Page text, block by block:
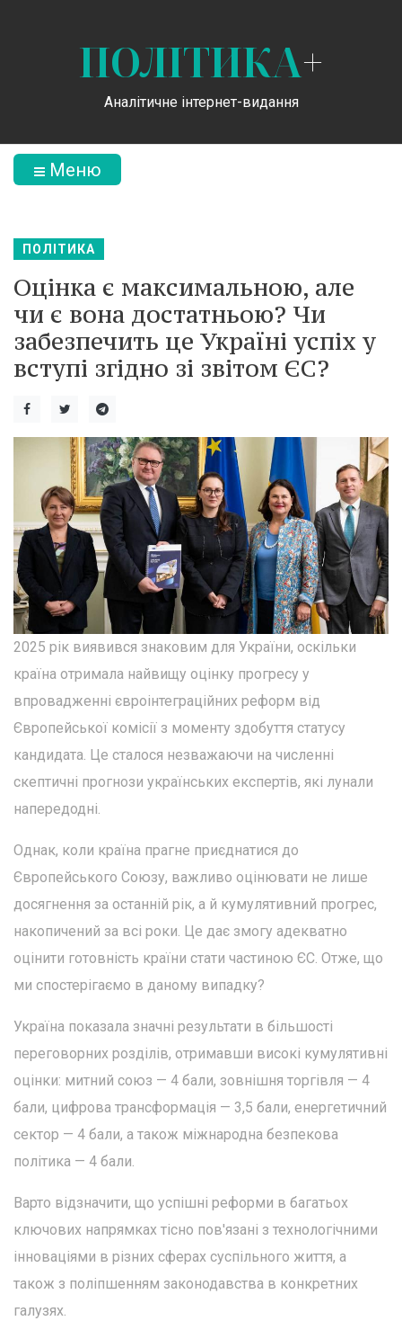
ПОЛІТИКА+
Аналітичне інтернет-видання
Меню
ПОЛІТИКА
Оцінка є максимальною, але
чи є вона достатньою? Чи
забезпечить це Україні успіх у
вступі згідно зі звітом ЄС?
2025 рік виявився знаковим для України, оскільки
країна отримала найвищу оцінку прогресу у
впровадженні євроінтеграційних реформ від
Європейської комісії з моменту здобуття статусу
кандидата. Це сталося незважаючи на численні
скептичні прогнози українських експертів, які лунали
напередодні.
Однак, коли країна прагне приєднатися до
Європейського Союзу, важливо оцінювати не лише
досягнення за останній рік, а й кумулятивний прогрес,
накопичений за всі роки. Це дає змогу адекватно
оцінити готовність країни стати частиною ЄС. Отже, що
ми спостерігаємо в даному випадку?
Україна показала значні результати в більшості
переговорних розділів, отримавши високі кумулятивні
оцінки: митний союз — 4 бали, зовнішня торгівля — 4
бали, цифрова трансформація — 3,5 бали, енергетичний
сектор — 4 бали, а також міжнародна безпекова
політика — 4 бали.
Варто відзначити, що успішні реформи в багатьох
ключових напрямках тісно пов'язані з технологічними
інноваціями в різних сферах суспільного життя, а
також з поліпшенням законодавства в конкретних
галузях.